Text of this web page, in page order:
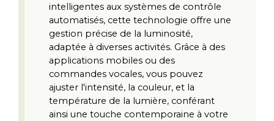
intelligentes aux systèmes de contrôle
automatisés, cette technologie offre une
gestion précise de la luminosité,
adaptée à diverses activités. Grâce à des
applications mobiles ou des
commandes vocales, vous pouvez
ajuster l'intensité, la couleur, et la
température de la lumière, conférant
ainsi une touche contemporaine à votre